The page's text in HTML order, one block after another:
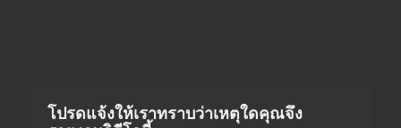
โปรดแจ้งให้เราทราบว่าเหตุใดคุณจึง